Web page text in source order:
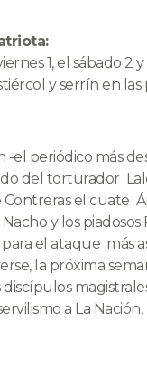
1, el sábado
y serrín en las
-el periódico más
del torturador
el cuate
y los piadosos
el ataque más
la próxima
discípulos
a La